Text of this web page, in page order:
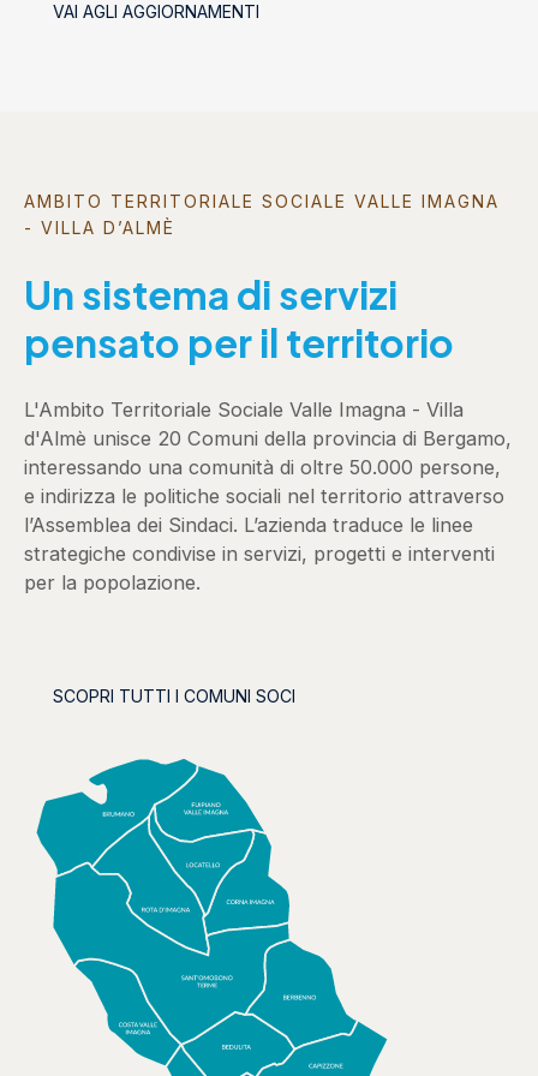
socializzanti (Centri estivi)
VAI AGLI AGGIORNAMENTI
AMBITO TERRITORIALE SOCIALE VALLE IMAGNA
- VILLA D’ALMÈ
Un sistema di servizi
pensato per il territorio
L'Ambito Territoriale Sociale Valle Imagna - Villa
d'Almè unisce 20 Comuni della provincia di Bergamo,
interessando una comunità di oltre 50.000 persone,
e indirizza le politiche sociali nel territorio attraverso
l’Assemblea dei Sindaci. L’azienda traduce le linee
strategiche condivise in servizi, progetti e interventi
per la popolazione.
SCOPRI TUTTI I COMUNI SOCI